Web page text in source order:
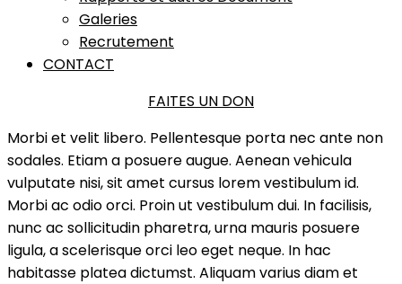
Galeries
Recrutement
CONTACT
FAITES UN DON
Morbi et velit libero. Pellentesque porta nec ante non
sodales. Etiam a posuere augue. Aenean vehicula
vulputate nisi, sit amet cursus lorem vestibulum id.
Morbi ac odio orci. Proin ut vestibulum dui. In facilisis,
nunc ac sollicitudin pharetra, urna mauris posuere
ligula, a scelerisque orci leo eget neque. In hac
habitasse platea dictumst. Aliquam varius diam et